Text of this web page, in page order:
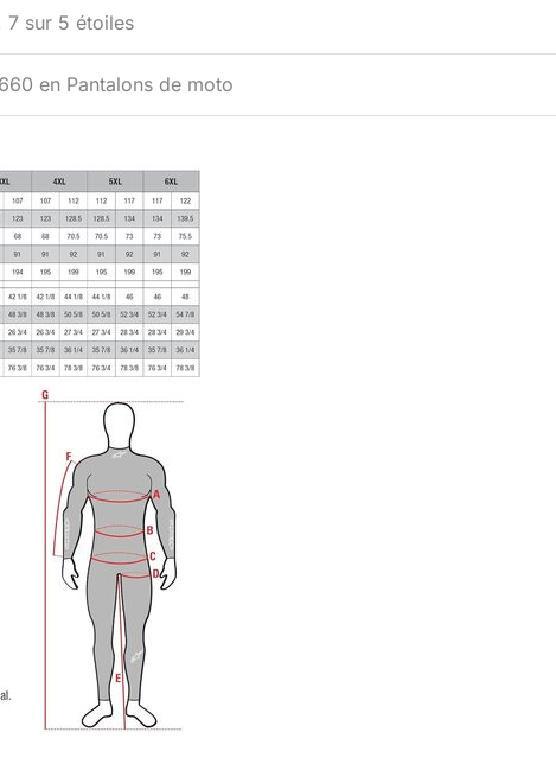
7 sur 5 étoiles
en Pantalons de moto